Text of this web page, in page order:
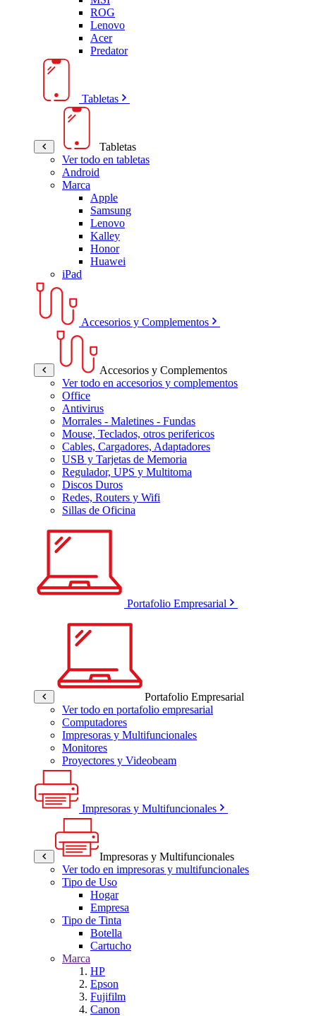
ROG
Lenovo
Acer
Predator
Tabletas
Tabletas
Ver todo en tabletas
Android
Marca
Apple
Samsung
Lenovo
Kalley
Honor
Huawei
iPad
Accesorios y Complementos
Accesorios y Complementos
Ver todo en accesorios y complementos
Office
Antivirus
Morrales - Maletines - Fundas
Mouse, Teclados, otros perifericos
Cables, Cargadores, Adaptadores
USB y Tarjetas de Memoria
Regulador, UPS y Multitoma
Discos Duros
Redes, Routers y Wifi
Sillas de Oficina
Portafolio Empresarial
Portafolio Empresarial
Ver todo en portafolio empresarial
Computadores
Impresoras y Multifuncionales
Monitores
Proyectores y Videobeam
Impresoras y Multifuncionales
Impresoras y Multifuncionales
Ver todo en impresoras y multifuncionales
Tipo de Uso
Hogar
Empresa
Tipo de Tinta
Botella
Cartucho
Marca
HP
Epson
Fujifilm
Canon